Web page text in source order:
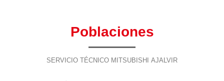
Poblaciones
SERVICIO TÉCNICO MITSUBISHI AJALVIR